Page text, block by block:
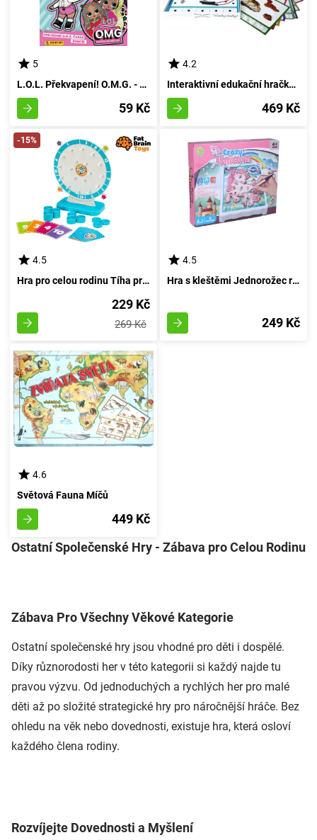
5
L.O.L. Překvapení! O.M.G. - albařka
59 Kč
4.2
Interaktivní edukační hračka - Zvířecí svět 1
469 Kč
-15%
4.5
Hra pro celou rodinu Tíha pro to
229 Kč
269 Kč
4.5
Hra s kleštěmi Jednorožec rozměrů 18x15 cm
249 Kč
4.6
Světová Fauna Míčů
449 Kč
Ostatní Společenské Hry - Zábava pro Celou Rodinu
Zábava Pro Všechny Věkové Kategorie
Ostatní společenské hry jsou vhodné pro děti i dospělé.
Díky různorodosti her v této kategorii si každý najde tu
pravou výzvu. Od jednoduchých a rychlých her pro malé
děti až po složité strategické hry pro náročnější hráče. Bez
ohledu na věk nebo dovednosti, existuje hra, která osloví
každého člena rodiny.
Rozvíjejte Dovednosti a Myšlení